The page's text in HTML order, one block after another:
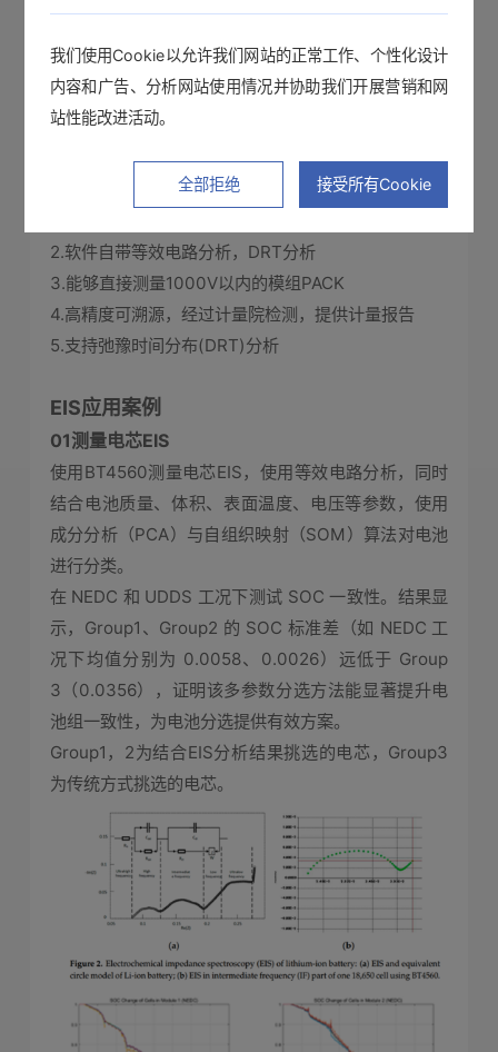
1.能够在电池充放电中进行测量，分析电池动态阻抗特
2.软件自带等效电路分析，DRT分析
3.能够直接测量1000V以内的模组PACK
4.高精度可溯源，经过计量院检测，提供计量报告
5.支持弛豫时间分布(DRT)分析
EIS应用案例
01测量电芯EIS
使用BT4560测量电芯EIS，使用等效电路分析，同时
结合电池质量、体积、表面温度、电压等参数，使用
成分分析（PCA）与自组织映射（SOM）算法对电池
进行分类。
在 NEDC 和 UDDS 工况下测试 SOC 一致性。结果显
示，Group1、Group2 的 SOC 标准差（如 NEDC 工
况下均值分别为 0.0058、0.0026）远低于 Group
3（0.0356），证明该多参数分选方法能显著提升电
池组一致性，为电池分选提供有效方案。
Group1，2为结合EIS分析结果挑选的电芯，Group3
为传统方式挑选的电芯。
我们使用Cookie以允许我们网站的正常工作、个性化设计
内容和广告、分析网站使用情况并协助我们开展营销和网
站性能改进活动。
全部拒绝 接受所有Cookie